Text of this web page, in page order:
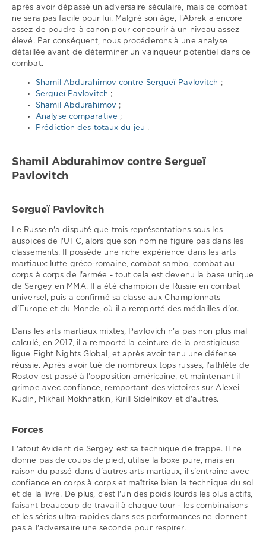
0
Shamil
Sergey
Pavlovich ,
UFC
Fight
Night
après avoir dépassé un adversaire séculaire, mais ce combat
ne sera pas facile pour lui. Malgré son âge, l'Abrek a encore
assez de poudre à canon pour concourir à un niveau assez
élevé. Par conséquent, nous procéderons à une analyse
détaillée avant de déterminer un vainqueur potentiel dans ce
combat.
Shamil Abdurahimov contre Sergueï Pavlovitch
;
Sergueï Pavlovitch ;
Shamil Abdurahimov ;
Analyse comparative ;
Prédiction des totaux du jeu .
Shamil Abdurahimov contre Sergueï
Pavlovitch
Sergueï Pavlovitch
Le Russe n'a disputé que trois représentations sous les
auspices de l'UFC, alors que son nom ne figure pas dans les
classements. Il possède une riche expérience dans les arts
martiaux: lutte gréco-romaine, combat sambo, combat au
corps à corps de l'armée - tout cela est devenu la base unique
de Sergey en MMA. Il a été champion de Russie en combat
universel, puis a confirmé sa classe aux Championnats
d'Europe et du Monde, où il a remporté des médailles d'or.
Dans les arts martiaux mixtes, Pavlovich n'a pas non plus mal
calculé, en 2017, il a remporté la ceinture de la prestigieuse
ligue Fight Nights Global, et après avoir tenu une défense
réussie. Après avoir tué de nombreux tops russes, l'athlète de
Rostov est passé à l'opposition américaine, et maintenant il
grimpe avec confiance, remportant des victoires sur Alexei
Kudin, Mikhail Mokhnatkin, Kirill Sidelnikov et d'autres.
Forces
L'atout évident de Sergey est sa technique de frappe. Il ne
donne pas de coups de pied, utilise la boxe pure, mais en
raison du passé dans d'autres arts martiaux, il s'entraîne avec
confiance en corps à corps et maîtrise bien la technique du sol
et de la livre. De plus, c'est l'un des poids lourds les plus actifs,
faisant beaucoup de travail à chaque tour - les combinaisons
et les séries ultra-rapides dans ses performances ne donnent
pas à l'adversaire une seconde pour respirer.